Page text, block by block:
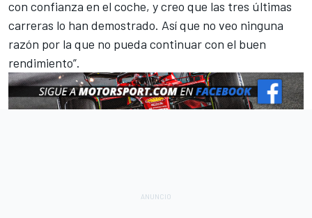
con confianza en el coche, y creo que las tres últimas
carreras lo han demostrado. Así que no veo ninguna
razón por la que no pueda continuar con el buen
rendimiento”.